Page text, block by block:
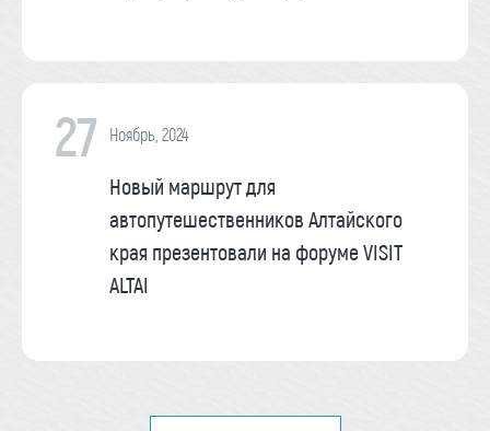
27 Ноябрь, 2024
Новый маршрут для
автопутешественников Алтайского
края презентовали на форуме VISIT
ALTAI